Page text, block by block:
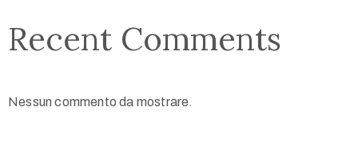
Recent Comments
Nessun commento da mostrare.